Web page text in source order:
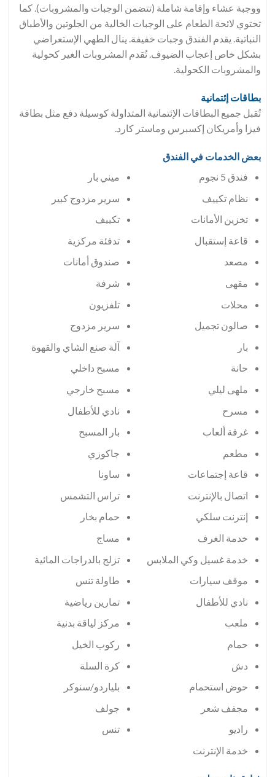
ووجبة عشاء وإقامة شاملة (تتضمن الوجبات والمشروبات). كما
تحتوي لائحة الطعام على الوجبات الخالية من الجلوتين والأطباق
النباتية. يقدم الفندق وجبات خفيفة. ينال الطهي الإستعراضي
بشكل خاص إعجاب الضيوف. تُقدم المشروبات الغير كحولية
والمشروبات الكحولية.
بطاقات إئتمانية
تُقبل جميع البطاقات الإئتمانية المتداولة كوسيلة دفع مثل بطاقة
فيزا وأمريكان إكسبرس وماستر كارد.
بعض الخدمات في الفندق
فندق 5 نجوم
تخزين الأمانات
قاعة إستقبال
مصعد
مقهى
محلات
صالون تجميل
بار
حانة
ملهى ليلي
مسرح
غرفة ألعاب
مطعم
قاعة إجتماعات
اتصال بالإنترنت
إنترنت سلكي
خدمة الغرف
خدمة غسيل وكي الملابس
موقف سيارات
نادي للأطفال
ملعب
حمام
دش
حوض استحمام
مجفف شعر
راديو
خدمة الإنترنت
ميني بار
سرير مزدوج كبير
تكييف
تدفئة مركزية
صندوق أمانات
شرفة
تلفزيون
سرير مزدوج
آلة صنع الشاي والقهوة
مسبح داخلي
مسبح خارجي
نادي للأطفال
بار المسبح
جاكوزي
ساونا
تراس التشمس
حمام بخار
مساج
تزلج بالدراجات المائية
طاولة تنس
تمارين رياضية
مركز لياقة بدنية
ركوب الخيل
كرة السلة
بلياردو/سنوكر
جولف
تنس